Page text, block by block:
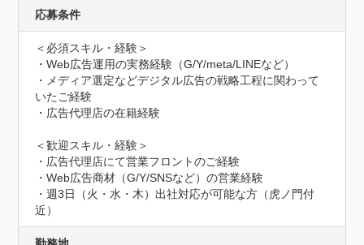
応募条件
＜必須スキル・経験＞
・Web広告運用の実務経験（G/Y/meta/LINEなど）
・メディア選定などデジタル広告の戦略工程に関わって
いたご経験
・広告代理店の在籍経験
＜歓迎スキル・経験＞
・広告代理店にて営業フロントのご経験
・Web広告商材（G/Y/SNSなど）の営業経験
・週3日（火・水・木）出社対応が可能な方（虎ノ門付
近）